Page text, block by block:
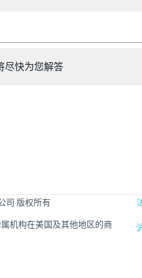
尽快为您解答
司 版权所有
机构在美国及其他地区的商